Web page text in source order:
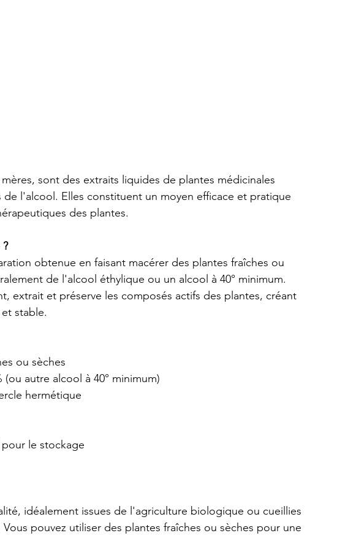
sont des extraits liquides de plantes médicinales
de l'alcool. Elles constituent un moyen efficace et pratique
des plantes.
obtenue en faisant macérer des plantes fraîches ou
de l'alcool éthylique ou un alcool à 40° minimum.
extrait et préserve les composés actifs des plantes, créant
stable.
ou sèches
autre alcool à 40° minimum)
hermétique
le stockage
idéalement issues de l'agriculture biologique ou cueillies
pouvez utiliser des plantes fraîches ou sèches pour une